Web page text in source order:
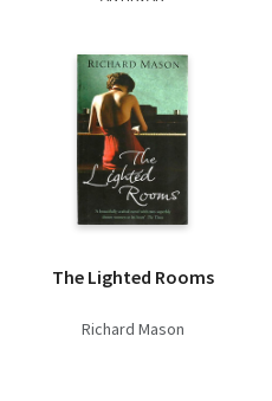
The Lighted Rooms
Richard Mason